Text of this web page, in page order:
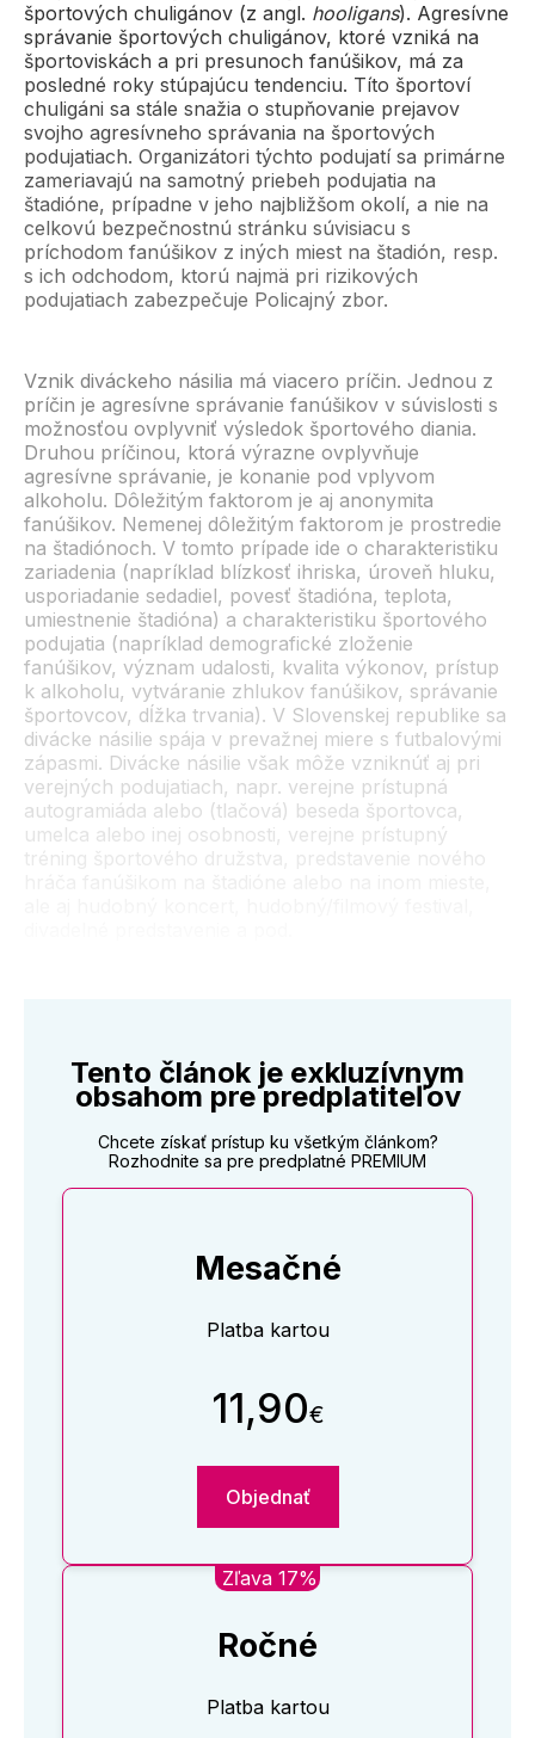
športových chuligánov (z angl. hooligans). Agresívne
správanie športových chuligánov, ktoré vzniká na
športoviskách a pri presunoch fanúšikov, má za
posledné roky stúpajúcu tendenciu. Títo športoví
chuligáni sa stále snažia o stupňovanie prejavov
svojho agresívneho správania na športových
podujatiach. Organizátori týchto podujatí sa primárne
zameriavajú na samotný priebeh podujatia na
štadióne, prípadne v jeho najbližšom okolí, a nie na
celkovú bezpečnostnú stránku súvisiacu s
príchodom fanúšikov z iných miest na štadión, resp.
s ich odchodom, ktorú najmä pri rizikových
podujatiach zabezpečuje Policajný zbor.
Vznik diváckeho násilia má viacero príčin. Jednou z
príčin je agresívne správanie fanúšikov v súvislosti s
možnosťou ovplyvniť výsledok športového diania.
Druhou príčinou, ktorá výrazne ovplyvňuje
agresívne správanie, je konanie pod vplyvom
alkoholu. Dôležitým faktorom je aj anonymita
fanúšikov. Nemenej dôležitým faktorom je prostredie
na štadiónoch. V tomto prípade ide o charakteristiku
zariadenia (napríklad blízkosť ihriska, úroveň hluku,
usporiadanie sedadiel, povesť štadióna, teplota,
umiestnenie štadióna) a charakteristiku športového
podujatia (napríklad demografické zloženie
fanúšikov, význam udalosti, kvalita výkonov, prístup
k alkoholu, vytváranie zhlukov fanúšikov, správanie
športovcov, dĺžka trvania). V Slovenskej republike sa
divácke násilie spája v prevažnej miere s futbalovými
zápasmi. Divácke násilie však môže vzniknúť aj pri
verejných podujatiach, napr. verejne prístupná
autogramiáda alebo (tlačová) beseda športovca,
umelca alebo inej osobnosti, verejne prístupný
tréning športového družstva, predstavenie nového
Tento článok je exkluzívnym
obsahom pre predplatiteľov
Chcete získať prístup ku všetkým článkom?
Rozhodnite sa pre predplatné PREMIUM
Mesačné
Platba kartou
11,90€
Objednať
Zľava 17%
Ročné
Platba kartou